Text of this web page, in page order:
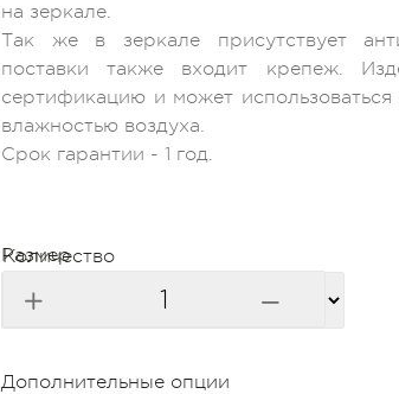
на зеркале.
Так же в зеркале присутствует
поставки также входит крепеж.
сертификацию и может
влажностью воздуха.
Срок гарантии - 1 год.
Размер
Дополнительные опции
Количество